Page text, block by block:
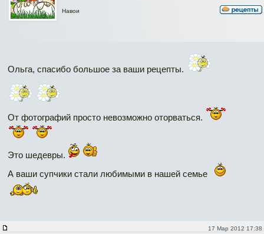
Навои
Ольга, спасибо большое за ваши рецепты.
От фотографий просто невозможно оторваться.
Это шедевры.
А ваши супчики стали любимыми в нашей семье
17 Мар 2012 17:38